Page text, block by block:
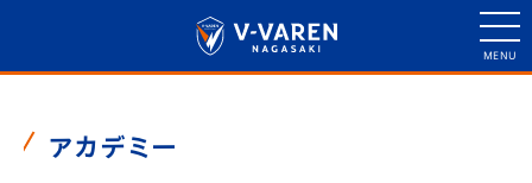
アカデミー